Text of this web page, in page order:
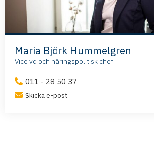
Maria Björk Hummelgren
Vice vd och näringspolitisk chef
011 - 28 50 37
Skicka e-post